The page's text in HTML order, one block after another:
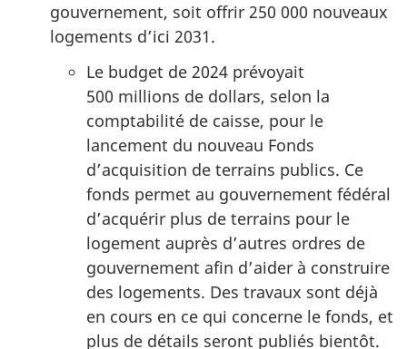
gouvernement, soit offrir 250 000 nouveaux
logements d’ici 2031.
Le budget de 2024 prévoyait
500 millions de dollars, selon la
comptabilité de caisse, pour le
lancement du nouveau Fonds
d’acquisition de terrains publics. Ce
fonds permet au gouvernement fédéral
d’acquérir plus de terrains pour le
logement auprès d’autres ordres de
gouvernement afin d’aider à construire
des logements. Des travaux sont déjà
en cours en ce qui concerne le fonds, et
plus de détails seront publiés bientôt.